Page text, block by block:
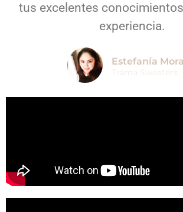
tus excelentes
experiencia.
Estefanía
Trama Sweaters